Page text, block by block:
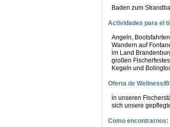
Baden zum
Actividades para el
Angeln,
Wandern auf
im Land
großen
Kegeln und
Oferta de Wellness/
in unseren
sich unsere
Como encontrarnos: